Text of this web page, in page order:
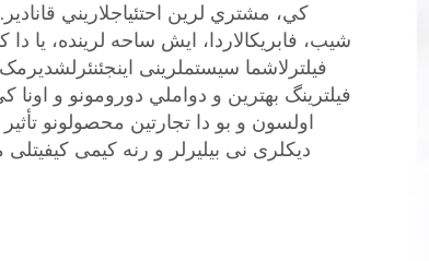
کي، مشتري لرين احتئياجلاريني
شیب، فابریکالاردا، ایش ساحه لرینده، یا دا
فیلترلاشما سیستملرینی
فيلترينگ بهترين و دواملي دورومونو و اونا
اولسون و بو دا تجارتين محصولونو
دیکلری نی بیلیرلر و رنه کیمی